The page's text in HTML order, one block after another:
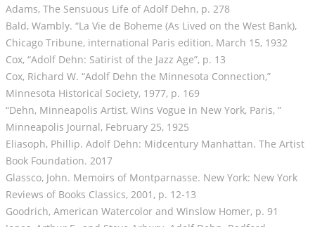
Adams, The Sensuous Life of Adolf Dehn, p. 278
Bald, Wambly. “La Vie de Boheme (As Lived on the West Bank),
Chicago Tribune, international Paris edition, March 15, 1932
Cox, “Adolf Dehn: Satirist of the Jazz Age”, p. 13
Cox, Richard W. “Adolf Dehn the Minnesota Connection,”
Minnesota Historical Society, 1977, p. 169
“Dehn, Minneapolis Artist, Wins Vogue in New York, Paris, ”
Minneapolis Journal, February 25, 1925
Eliasoph, Phillip. Adolf Dehn: Midcentury Manhattan. The Artist
Book Foundation. 2017
Glassco, John. Memoirs of Montparnasse. New York: New York
Reviews of Books Classics, 2001, p. 12-13
Goodrich, American Watercolor and Winslow Homer, p. 91